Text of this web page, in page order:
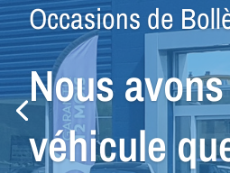
Petit
Spécial